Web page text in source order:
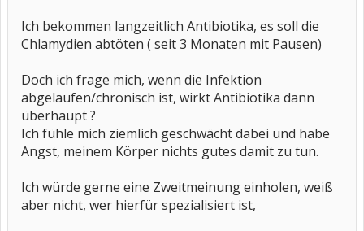
Ich bekommen langzeitlich Antibiotika, es soll die
Chlamydien abtöten ( seit 3 Monaten mit Pausen)
Doch ich frage mich, wenn die Infektion
abgelaufen/chronisch ist, wirkt Antibiotika dann
überhaupt ?
Ich fühle mich ziemlich geschwächt dabei und habe
Angst, meinem Körper nichts gutes damit zu tun.
Ich würde gerne eine Zweitmeinung einholen, weiß
aber nicht, wer hierfür spezialisiert ist,